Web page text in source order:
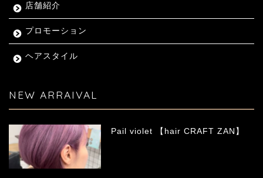
店舗紹介
プロモーション
ヘアスタイル
NEW ARRAIVAL
Pail violet 【hair CRAFT ZAN】